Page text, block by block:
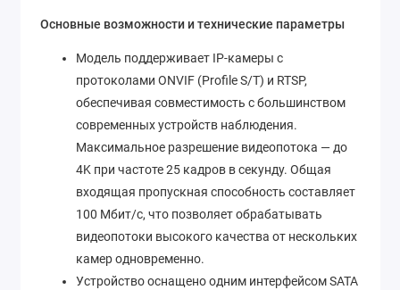
Основные возможности и технические параметры
Модель поддерживает IP-камеры с
протоколами ONVIF (Profile S/T) и RTSP,
обеспечивая совместимость с большинством
современных устройств наблюдения.
Максимальное разрешение видеопотока — до
4K при частоте 25 кадров в секунду. Общая
входящая пропускная способность составляет
100 Мбит/с, что позволяет обрабатывать
видеопотоки высокого качества от нескольких
камер одновременно.
Устройство оснащено одним интерфейсом SATA